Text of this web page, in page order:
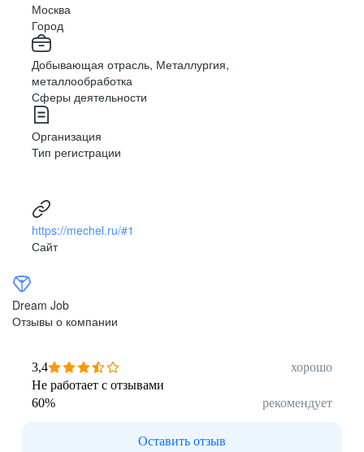
Москва
Город
Добывающая отрасль, Металлургия,
металлообработка
Сферы деятельности
Организация
Тип регистрации
https://mechel.ru/#1
Сайт
Dream Job
Отзывы о компании
3,4
хорошо
Не работает с отзывами
60% рекомендует
Оставить отзыв